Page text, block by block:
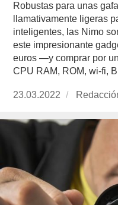
Robustas para unas
llamativamente ligeras
inteligentes, las Nimo
este impresionante
euros —y comprar por
CPU RAM, ROM, wi-fi,
Publicado
23.03.2022 https://